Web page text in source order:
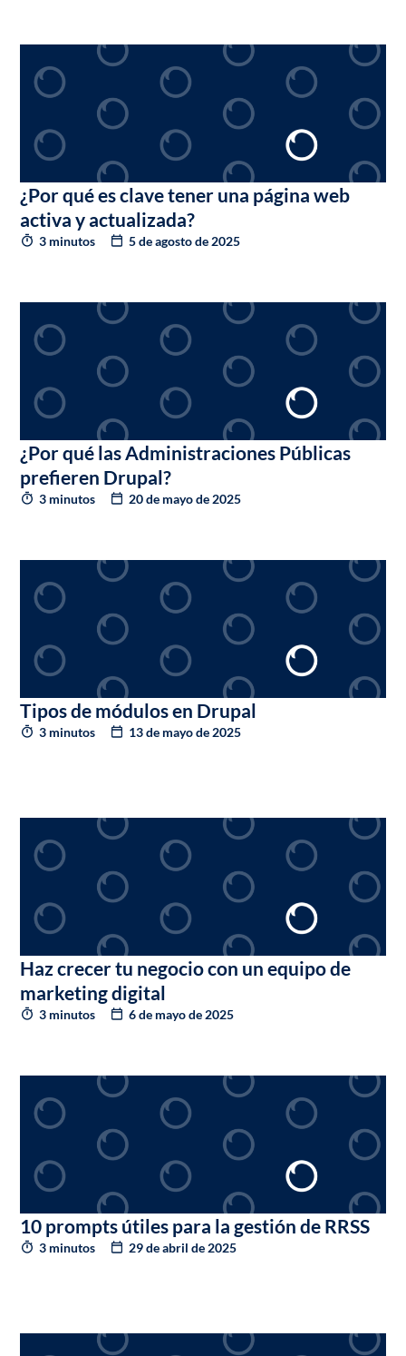
¿Por qué es clave tener una página web
activa y actualizada?
3 minutos 5 de agosto de 2025
¿Por qué las Administraciones Públicas
prefieren Drupal?
3 minutos 20 de mayo de 2025
Tipos de módulos en Drupal
3 minutos 13 de mayo de 2025
Haz crecer tu negocio con un equipo de
marketing digital
3 minutos 6 de mayo de 2025
10 prompts útiles para la gestión de RRSS
3 minutos 29 de abril de 2025